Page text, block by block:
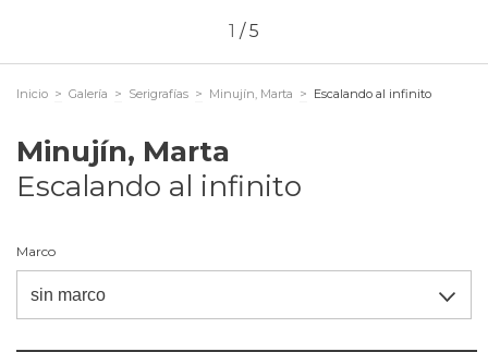
1 /5
Inicio > Galería > Serigrafías > Minujín, Marta > Escalando al infinito
Minujín, Marta
Escalando al infinito
Marco